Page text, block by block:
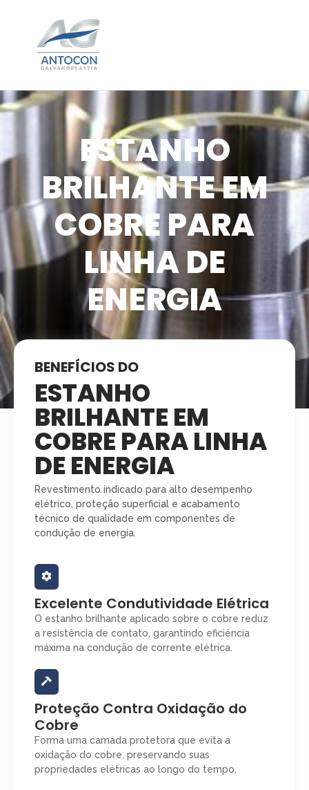
ESTANHO
BRILHANTE EM
COBRE PARA
LINHA DE
ENERGIA
BENEFÍCIOS DO
ESTANHO
BRILHANTE EM
COBRE PARA LINHA
DE ENERGIA
Revestimento indicado para alto desempenho
elétrico, proteção superficial e acabamento
técnico de qualidade em componentes de
condução de energia.
Excelente Condutividade Elétrica
O estanho brilhante aplicado sobre o cobre reduz
a resistência de contato, garantindo eficiência
máxima na condução de corrente elétrica.
Proteção Contra Oxidação do
Cobre
Forma uma camada protetora que evita a
oxidação do cobre, preservando suas
propriedades elétricas ao longo do tempo.